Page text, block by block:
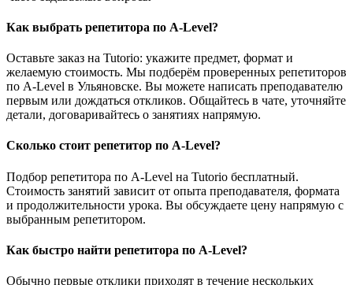
Как выбрать репетитора по A-Level?
Оставьте заказ на Tutorio: укажите предмет, формат и
желаемую стоимость. Мы подберём проверенных репетиторов
по A-Level в Ульяновске. Вы можете написать преподавателю
первым или дождаться откликов. Общайтесь в чате, уточняйте
детали, договаривайтесь о занятиях напрямую.
Сколько стоит репетитор по A-Level?
Подбор репетитора по A-Level на Tutorio бесплатный.
Стоимость занятий зависит от опыта преподавателя, формата
и продолжительности урока. Вы обсуждаете цену напрямую с
выбранным репетитором.
Как быстро найти репетитора по A-Level?
Обычно первые отклики приходят в течение нескольких